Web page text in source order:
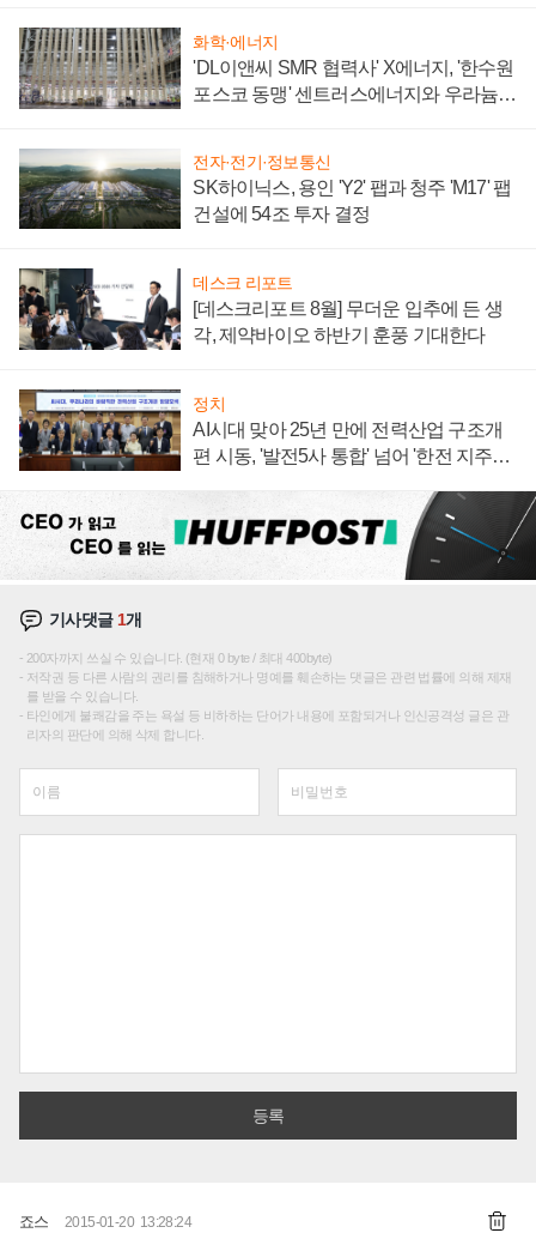
화학·에너지
'DL이앤씨 SMR 협력사' X에너지, '한수원
포스코 동맹' 센트러스에너지와 우라늄
전자·전기·정보통신
SK하이닉스, 용인 'Y2' 팹과 청주 'M17' 팹
건설에 54조 투자 결정
데스크 리포트
[데스크리포트 8월] 무더운 입추에 든 생
각, 제약바이오 하반기 훈풍 기대한다
정치
AI시대 맞아 25년 만에 전력산업 구조개
편 시동, '발전5사 통합' 넘어 '한전 지주사'
기사댓글1개
200자까지 쓰실 수 있습니다. (현재 0 byte / 최대 400byte)
저작권 등 다른 사람의 권리를 침해하거나 명예를 훼손하는 댓글은 관련 법률에 의해 제재
를 받을 수 있습니다.
타인에게 불쾌감을 주는 욕설 등 비하하는 단어가 내용에 포함되거나 인신공격성 글은 관
리자의 판단에 의해 삭제 합니다.
죠스 2015-01-20 13:28:24